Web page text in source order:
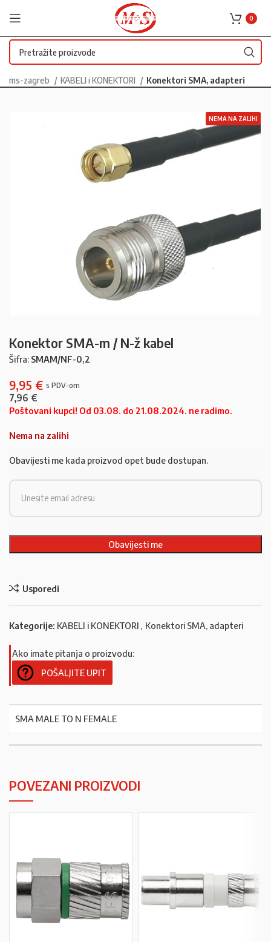
0
ms-zagreb KABELI i KONEKTORI Konektori SMA, adapteri
NEMA NA ZALIHI
Konektor SMA-m / N-ž kabel
Šifra: SMAM/NF-0,2
9,95 €
7,96 €
Poštovani kupci! Od 03.08. do 21.08.2024. ne radimo.
Nema na zalihi
Obavijesti me kada proizvod opet bude dostupan.
Usporedi
Kategorije: KABELI i KONEKTORI , Konektori SMA, adapteri
Ako imate pitanja o proizvodu:
POŠALJITE UPIT
SMA MALE TO N FEMALE
POVEZANI PROIZVODI